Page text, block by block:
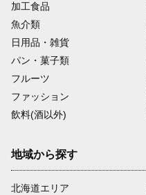
加工食品
魚介類
日用品・雑貨
パン・菓子類
フルーツ
ファッション
飲料(酒以外)
地域から探す
北海道エリア